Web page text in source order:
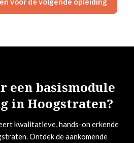
een basismodule
in Hoogstraten?
kwalitatieve, hands-on erkende
Ontdek de aankomende